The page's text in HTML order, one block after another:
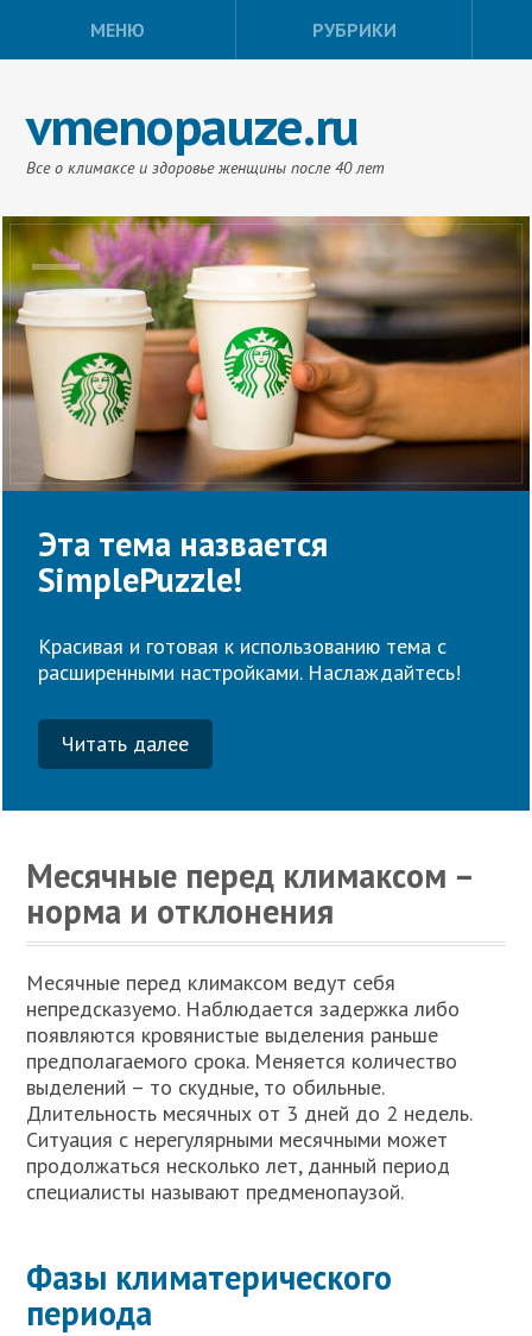
МЕНЮ РУБРИКИ
vmenopauze.ru
Все о климаксе и здоровье женщины после 40 лет
Эта тема назвается
SimplePuzzle!
Красивая и готовая к использованию тема с
расширенными настройками. Наслаждайтесь!
Читать далее
Месячные перед климаксом –
норма и отклонения
Месячные перед климаксом ведут себя
непредсказуемо. Наблюдается задержка либо
появляются кровянистые выделения раньше
предполагаемого срока. Меняется количество
выделений – то скудные, то обильные.
Длительность месячных от 3 дней до 2 недель.
Ситуация с нерегулярными месячными может
продолжаться несколько лет, данный период
специалисты называют предменопаузой.
Фазы климатерического
периода